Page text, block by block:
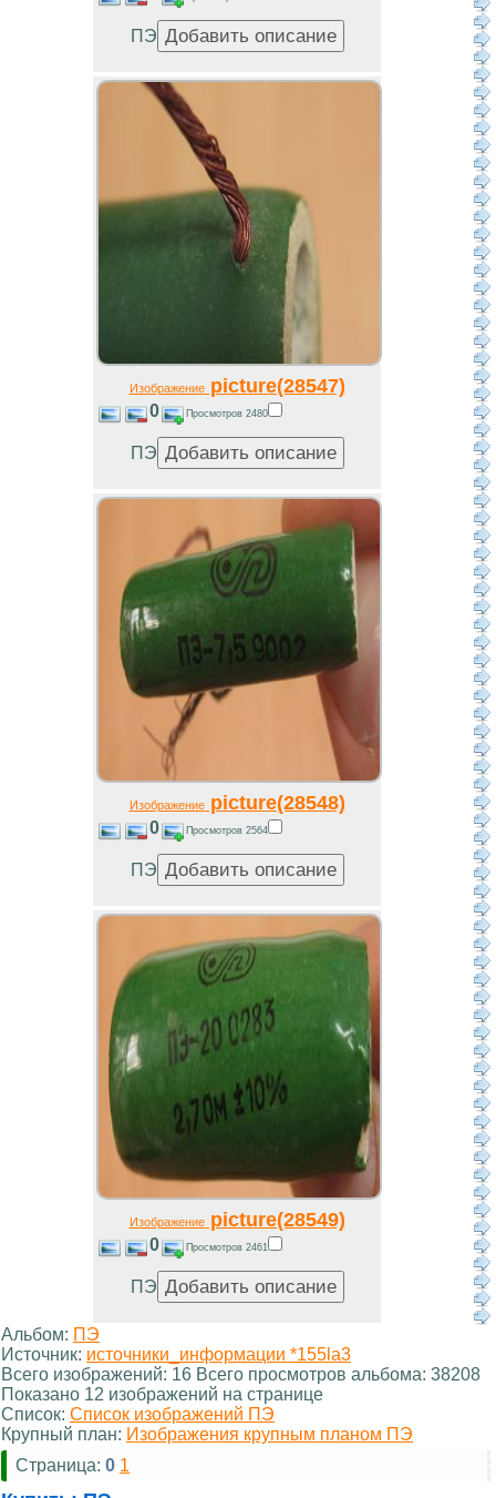
ПЭ
Изображениеpicture(28547)
0 Просмотров 2480
ПЭ
Изображениеpicture(28548)
0 Просмотров 2564
ПЭ
Изображениеpicture(28549)
0 Просмотров 2461
ПЭ
Альбом: ПЭ
Источник: источники_информации *155la3
Всего изображений: 16 Всего просмотров альбома: 38208
Показано 12 изображений на странице
Список: Список изображений ПЭ
Крупный план: Изображения крупным планом ПЭ
Страница: 0 1